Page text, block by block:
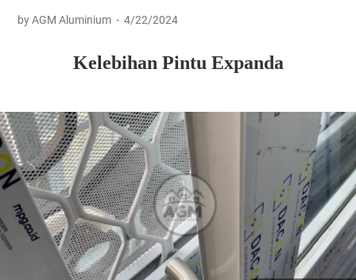
by AGM Aluminium 4/22/2024
Kelebihan Pintu Expanda